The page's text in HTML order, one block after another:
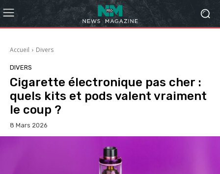
Accueil Divers
DIVERS
Cigarette électronique pas cher :
quels kits et pods valent vraiment
le coup ?
8 Mars 2026